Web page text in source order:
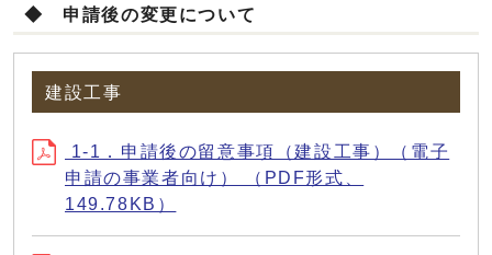
◆ 申請後の変更について
建設工事
1-1．申請後の留意事項（建設工事）（電子
申請の事業者向け） （PDF形式、
149.78KB）